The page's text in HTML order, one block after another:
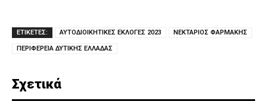
ΕΤΙΚΕΤΕΣ: ΑΥΤΟΔΙΟΙΚΗΤΙΚΕΣ ΕΚΛΟΓΕΣ 2023 ΝΕΚΤΑΡΙΟΣ ΦΑΡΜΑΚΗΣ
ΠΕΡΙΦΕΡΕΙΑ ΔΥΤΙΚΗΣ ΕΛΛΑΔΑΣ
Σχετικά